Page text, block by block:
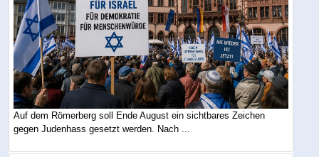
Auf dem Römerberg soll Ende August ein sichtbares Zeichen
gegen Judenhass gesetzt werden. Nach ...